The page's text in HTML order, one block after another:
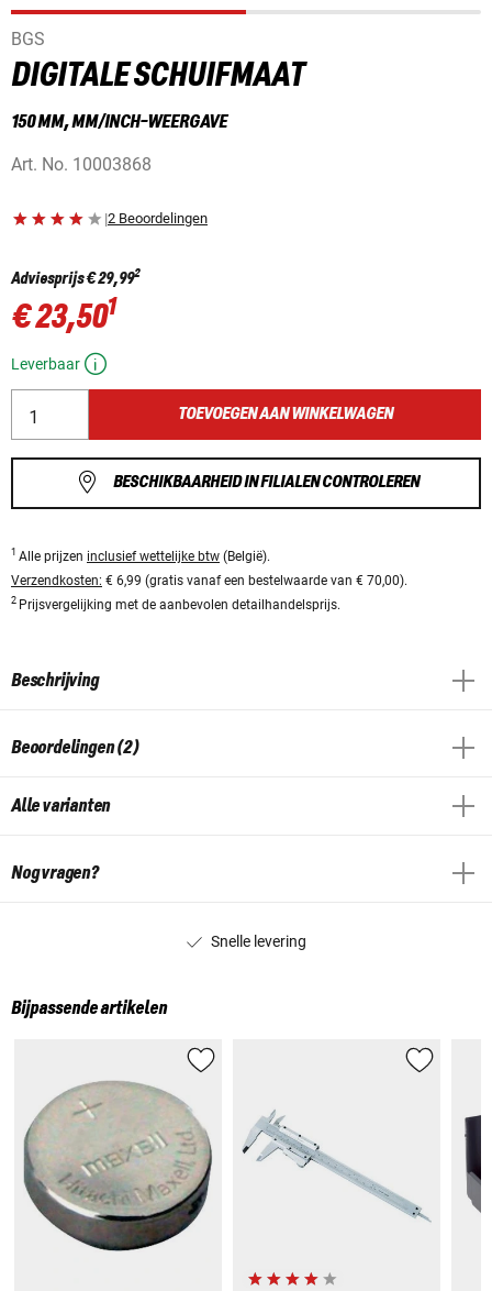
BGS
DIGITALE SCHUIFMAAT
150 MM, MM/INCH-WEERGAVE
Art. No. 10003868
|2 Beoordelingen
Adviesprijs€ 29,992
€ 23,501
Leverbaar
TOEVOEGEN AAN WINKELWAGEN
BESCHIKBAARHEID IN FILIALEN CONTROLEREN
1 Alle prijzen inclusief wettelijke btw (België).
Verzendkosten: € 6,99 (gratis vanaf een bestelwaarde van € 70,00).
2 Prijsvergelijking met de aanbevolen detailhandelsprijs.
Beschrijving
Beoordelingen (2)
Alle varianten
Nog vragen?
Snelle levering
Bijpassende artikelen